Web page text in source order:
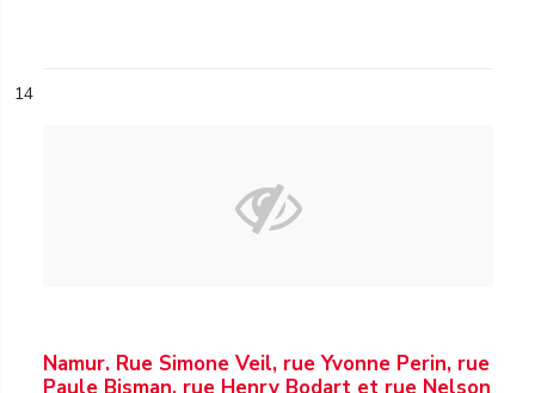
14
Namur. Rue Simone Veil, rue Yvonne Perin, rue